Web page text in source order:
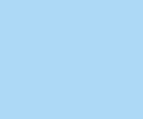
pre všetky